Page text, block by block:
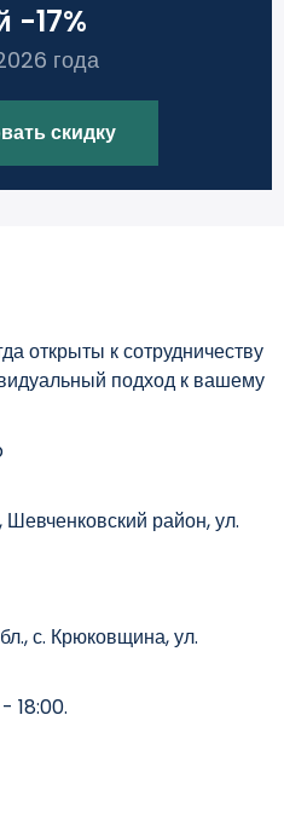
-17%
года
скидку
открыты к сотрудничеству
подход к вашему
район, ул.
с. Крюковщина, ул.
18:00.